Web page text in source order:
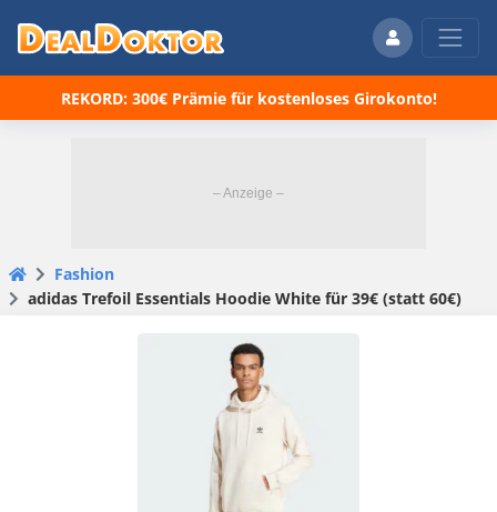
REKORD: 300€ Prämie für kostenloses Girokonto!
Fashion
adidas Trefoil Essentials Hoodie White für 39€ (statt 60€)